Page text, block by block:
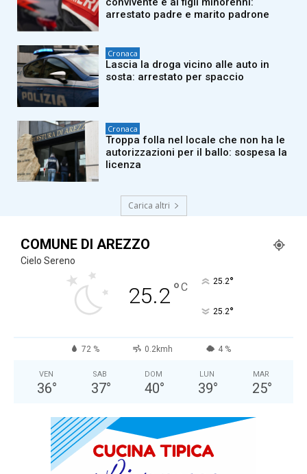
arrestato padre e marito padrone
Cronaca
Lascia la droga vicino alle auto in
sosta: arrestato per spaccio
Cronaca
Troppa folla nel locale che non ha le
autorizzazioni per il ballo: sospesa la
licenza
Carica altri
COMUNE DI AREZZO
Cielo Sereno
25.2°C 25.2°
25.2°
72 % 0.2kmh 4 %
VEN
36°
SAB
37°
DOM
40°
LUN
39°
MAR
25°